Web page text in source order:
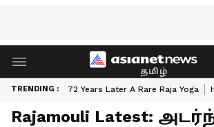
தமிழ்
TRENDING : 72 Years Later A Rare Raja Yoga
Rajamouli Latest: